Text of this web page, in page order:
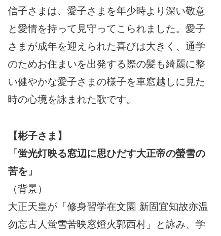
信子さまは、愛子さまを年少時より深い敬意
と愛情を持って見守ってこられました。愛子
さまが成年を迎えられた喜びは大きく、通学
のためお住まいを出発する際の髪も綺麗に整
い健やかな愛子さまの様子を車窓越しに見た
時の心境を詠まれた歌です。
【彬子さま】
「蛍光灯映る窓辺に思ひだす大正帝の螢雪の
苦を」
（背景）
大正天皇が「修身習学在文園 新固宜知故亦温
勿忘古人蛍雪苦映窓燈火郭西村」と詠み、学